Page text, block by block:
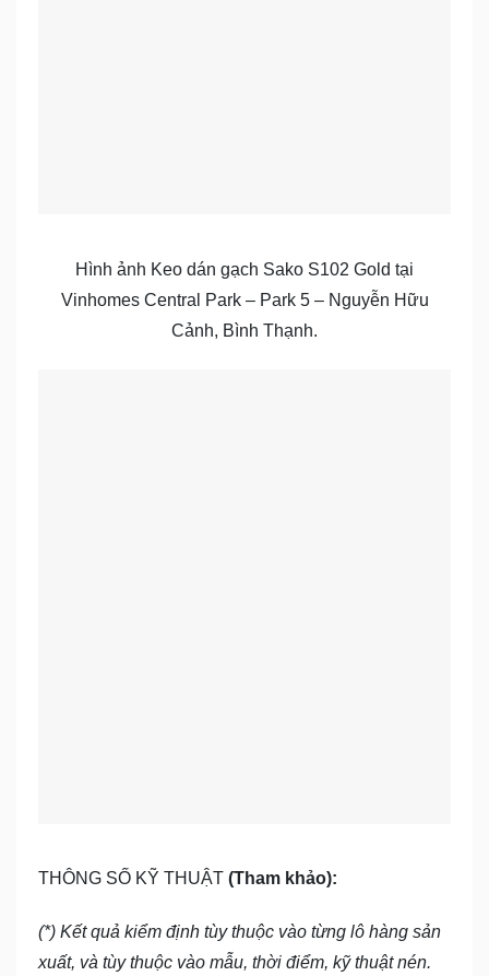
Hình ảnh Keo dán gạch Sako S102 Gold tại
Vinhomes Central Park – Park 5 – Nguyễn Hữu
Cảnh, Bình Thạnh.
THÔNG SỐ KỸ THUẬT (Tham khảo):
(*) Kết quả kiểm định tùy thuộc vào từng lô hàng sản
xuất, và tùy thuộc vào mẫu, thời điểm, kỹ thuật nén.